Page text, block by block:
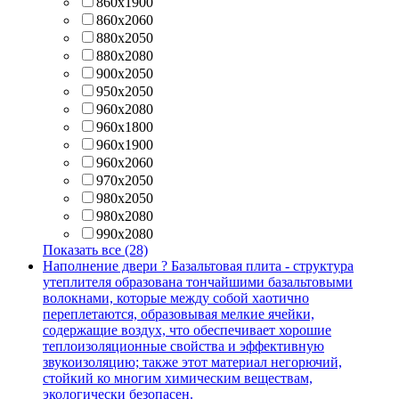
860х2060
880x2050
880x2080
900x2050
950x2050
960x2080
960х1800
960х1900
960х2060
970х2050
980x2050
980x2080
990x2080
Показать все (28)
Наполнение двери ? Базальтовая плита - структура
утеплителя образована тончайшими базальтовыми
волокнами, которые между собой хаотично
переплетаются, образовывая мелкие ячейки,
содержащие воздух, что обеспечивает хорошие
теплоизоляционные свойства и эффективную
звукоизоляцию; также этот материал негорючий,
стойкий ко многим химическим веществам,
экологически безопасен.